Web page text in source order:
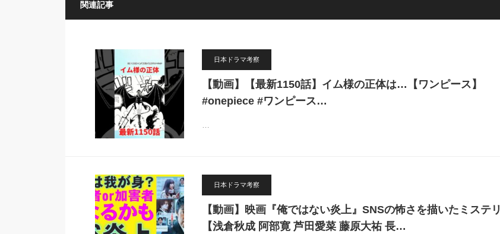
関連記事
日本ドラマ考察
【動画】【最新1150話】イム様の正体は…【ワンピース】
#onepiece #ワンピース…
…
日本ドラマ考察
【動画】映画『俺ではない炎上』SNSの怖さを描いたミステリ
【浅倉秋成 阿部寛 芦田愛菜 藤原大祐 長…